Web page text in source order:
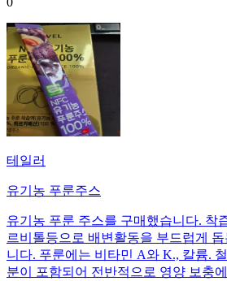
테일러
유기농 푸룬주스
유기농 푸룬 주스를 구매했습니다. 착
르비톨등으로 배변활동을 부드럽게
니다. 푸룬에는 비타민 A와 K., 칼륨.
분이 포함되어 전반적으로 영양 보충